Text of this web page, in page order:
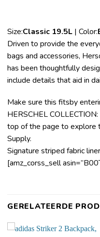
Size:Classic 19.5L | Color:
Driven to provide the
bags and accessories,
has been thoughtfully
include details that aid in
Make sure this fitsby
HERSCHEL
top of the page to explore
Supply.
Signature striped fabric liner
[amz_corss_sell
GERELATEERDE